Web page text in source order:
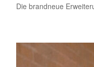
Die brandneue